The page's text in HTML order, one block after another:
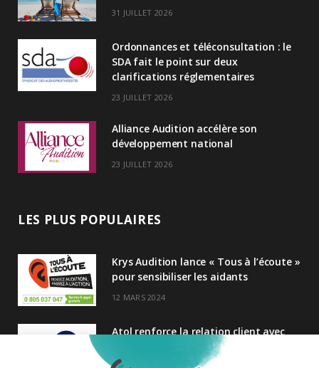
n
31 JUILLET 2026
Ordonnances et téléconsultation : le
SDA fait le point sur deux
clarifications réglementaires
23 JUILLET 2026
Alliance Audition accélère son
développement national
23 JUILLET 2026
LES PLUS POPULAIRES
Krys Audition lance « Tous à l’écoute »
pour sensibiliser les aidants
12 MARS 2024
Atol renforce la relation client avec
une nouvelle campagne axée sur la
satisfaction